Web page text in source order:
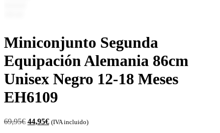
Miniconjunto Segunda
Equipación Alemania 86cm
Unisex Negro 12-18 Meses
EH6109
69,95€ 44,95€ (IVA incluido)